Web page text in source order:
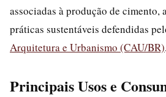
associadas à produção de cimento,
práticas sustentáveis defendidas
Arquitetura e Urbanismo (CAU/BR).
Principais Usos e